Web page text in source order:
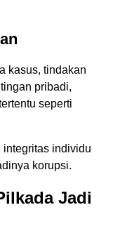
kasus, tindakan
pribadi,
seperti
individu
korupsi.
Jadi